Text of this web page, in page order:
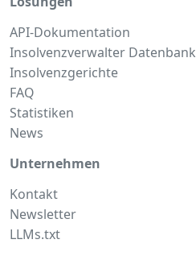
API-Dokumentation
Insolvenzverwalter Datenbank
Insolvenzgerichte
FAQ
Statistiken
News
Unternehmen
Kontakt
Newsletter
LLMs.txt